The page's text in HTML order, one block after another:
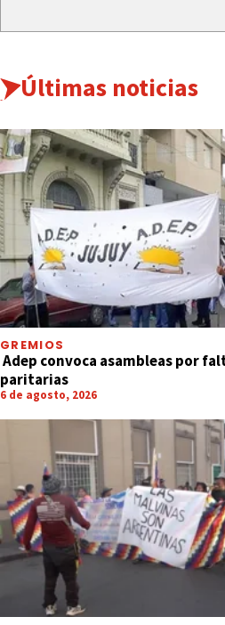
Últimas noticias
GREMIOS
Adep convoca asambleas por
paritarias
6 de agosto, 2026